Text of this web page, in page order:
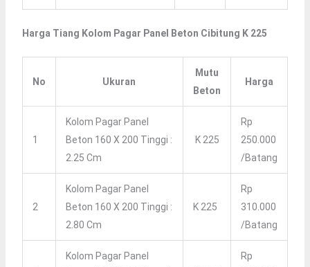
Harga Tiang Kolom Pagar Panel Beton Cibitung K 225
No Ukuran
Mutu
Beton
Harga
1
Kolom Pagar Panel
Beton 160 X 200 Tinggi :
2.25 Cm
K 225
Rp
250.000
/batang
2
Kolom Pagar Panel
Beton 160 X 200 Tinggi :
2.80 Cm
K 225
Rp
310.000
/batang
Kolom Pagar Panel
Rp